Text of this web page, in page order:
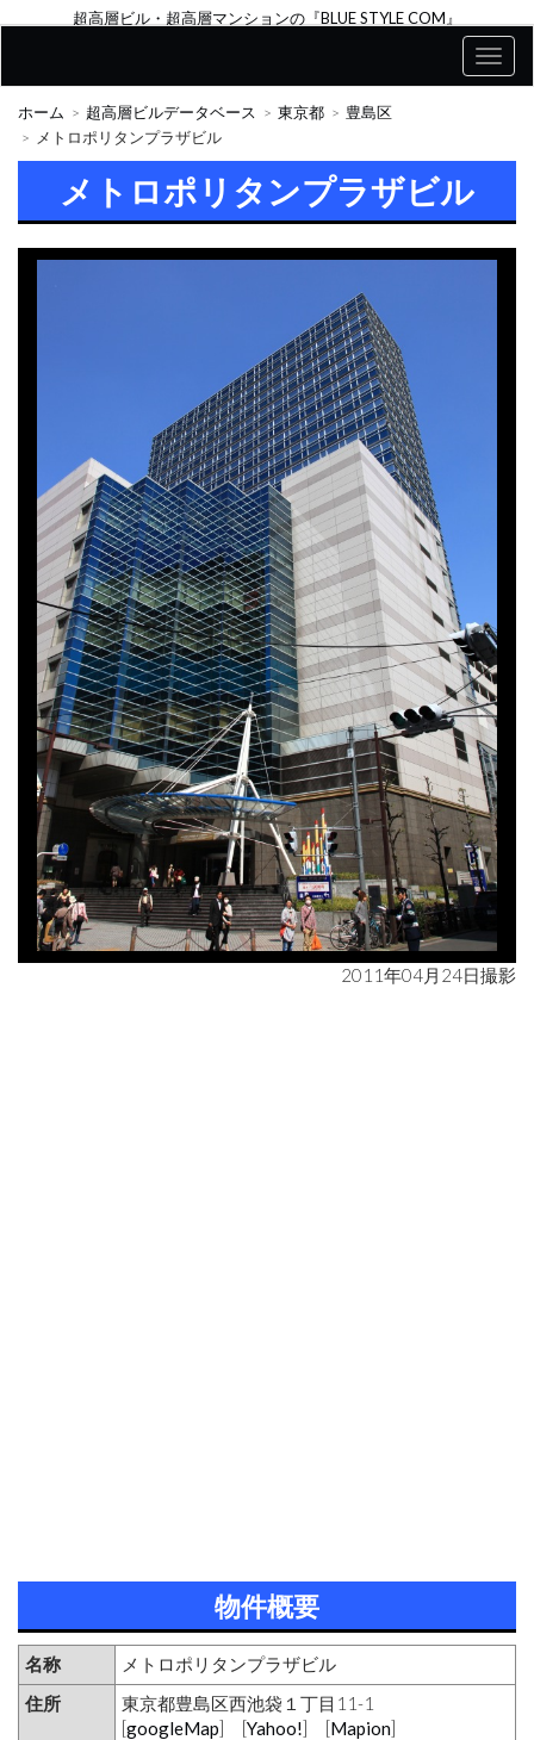
超高層ビル・超高層マンションの『BLUE STYLE COM』
ホーム 超高層ビルデータベース 東京都
豊島区
メトロポリタンプラザビル
メトロポリタンプラザビル
2011年04月24日撮影
物件概要
名称
メトロポリタンプラザビル
住所
東京都豊島区西池袋１丁目11-1
[googleMap] [Yahoo!] [Mapion]